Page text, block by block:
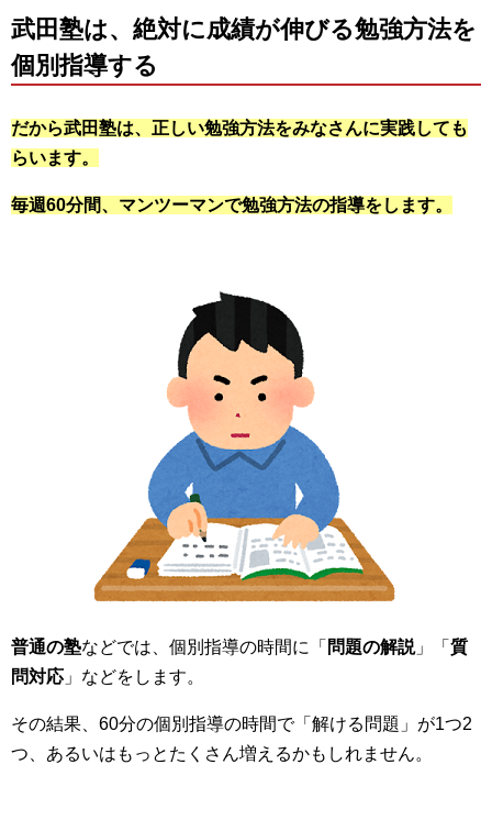
武田塾は、絶対に成績が伸びる勉強方法を
個別指導する
だから武田塾は、正しい勉強方法をみなさんに実践しても
らいます。
毎週60分間、マンツーマンで勉強方法の指導をします。
普通の塾などでは、個別指導の時間に「 問題の解説」「 質
問対応 」などをします。
その結果、60分の個別指導の時間で「解ける問題」が1つ2
つ、あるいはもっとたくさん増えるかもしれません。